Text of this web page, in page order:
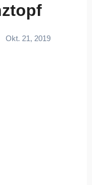
Okt. 21, 2019